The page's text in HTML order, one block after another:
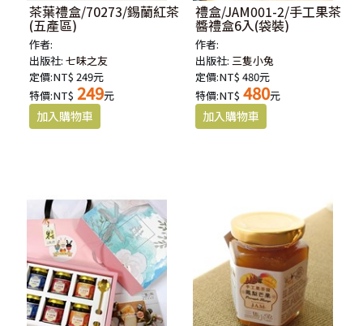
茶葉禮盒/70273/錫蘭紅茶
(五產區)
作者:
出版社:七味之友
定價:NT$ 249元
特價:NT$ 249元
禮盒/JAM001-2/手工果茶
醬禮盒6入(袋裝)
作者:
出版社:三隻小兔
定價:NT$ 480元
特價:NT$ 480元